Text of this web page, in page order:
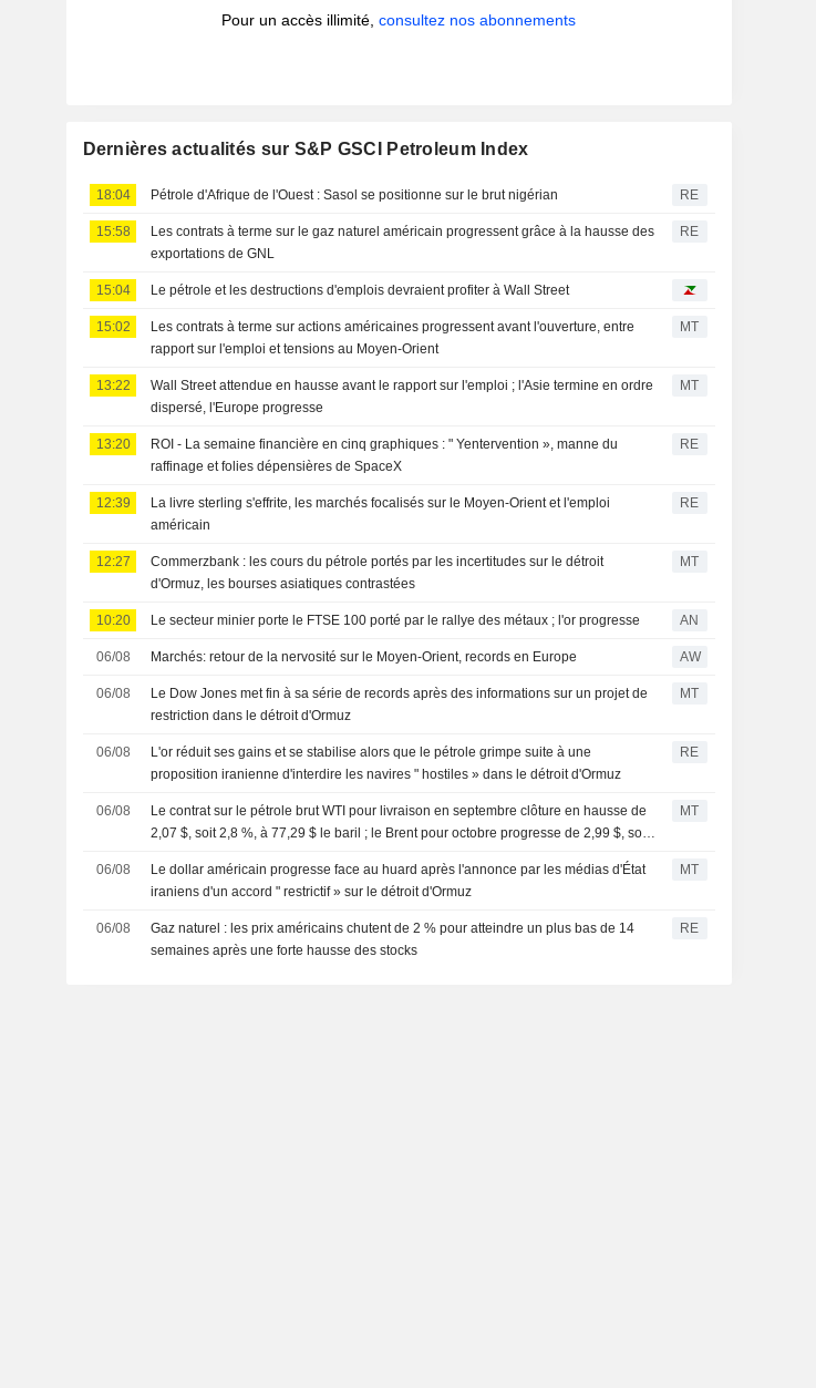
Pour un accès illimité,consultez nos abonnements
Dernières actualités sur S&P GSCI Petroleum Index
18:04 Pétrole d'Afrique de l'Ouest : Sasol se positionne sur le brut nigérian RE
15:58
Les contrats à terme sur le gaz naturel américain progressent grâce à la hausse des
exportations de GNL
RE
15:04 Le pétrole et les destructions d'emplois devraient profiter à Wall Street
15:02
Les contrats à terme sur actions américaines progressent avant l'ouverture, entre
rapport sur l'emploi et tensions au Moyen-Orient
MT
13:22
Wall Street attendue en hausse avant le rapport sur l'emploi ; l'Asie termine en ordre
dispersé, l'Europe progresse
MT
13:20
ROI - La semaine financière en cinq graphiques : " Yentervention », manne du
raffinage et folies dépensières de SpaceX
RE
12:39
La livre sterling s'effrite, les marchés focalisés sur le Moyen-Orient et l'emploi
américain
RE
12:27
Commerzbank : les cours du pétrole portés par les incertitudes sur le détroit
d'Ormuz, les bourses asiatiques contrastées
MT
10:20 Le secteur minier porte le FTSE 100 porté par le rallye des métaux ; l'or progresse AN
06/08 Marchés: retour de la nervosité sur le Moyen-Orient, records en Europe AW
06/08
Le Dow Jones met fin à sa série de records après des informations sur un projet de
restriction dans le détroit d'Ormuz
MT
06/08
L'or réduit ses gains et se stabilise alors que le pétrole grimpe suite à une
proposition iranienne d'interdire les navires " hostiles » dans le détroit d'Ormuz
RE
06/08
Le contrat sur le pétrole brut WTI pour livraison en septembre clôture en hausse de
2,07 $, soit 2,8 %, à 77,29 $ le baril ; le Brent pour octobre progresse de 2,99 $, soit
MT
06/08
Le dollar américain progresse face au huard après l'annonce par les médias d'État
iraniens d'un accord " restrictif » sur le détroit d'Ormuz
MT
06/08
Gaz naturel : les prix américains chutent de 2 % pour atteindre un plus bas de 14
semaines après une forte hausse des stocks
RE